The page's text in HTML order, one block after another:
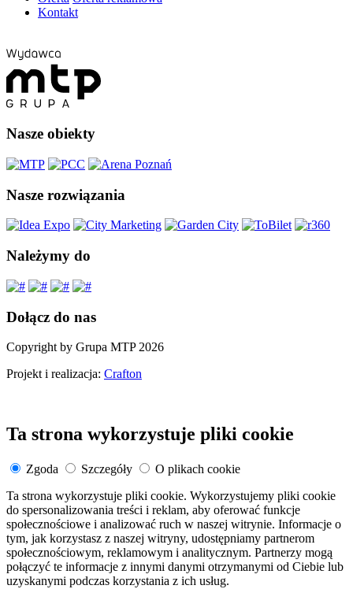
Kontakt
Nasze obiekty
Nasze rozwiązania
Należymy do
Dołącz do nas
Copyright by Grupa MTP 2026
Projekt i realizacja: Crafton
Ta strona wykorzystuje pliki cookie
Zgoda Szczegóły
O plikach cookie
Ta strona wykorzystuje pliki cookie. Wykorzystujemy pliki cookie
do spersonalizowania treści i reklam, aby oferować funkcje
społecznościowe i analizować ruch w naszej witrynie. Informacje o
tym, jak korzystasz z naszej witryny, udostępniamy partnerom
społecznościowym, reklamowym i analitycznym. Partnerzy mogą
połączyć te informacje z innymi danymi otrzymanymi od Ciebie lub
uzyskanymi podczas korzystania z ich usług.